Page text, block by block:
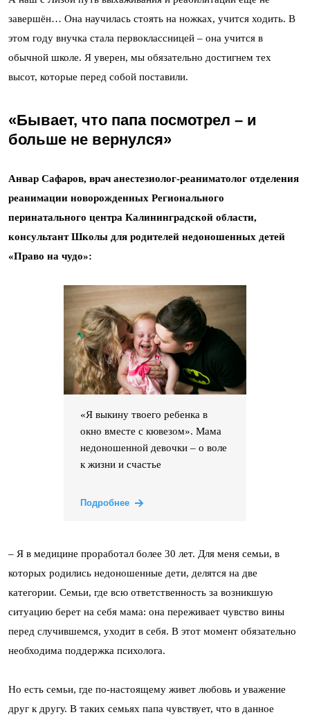
завершён… Она научилась стоять на ножках, учится ходить. В
этом году внучка стала первоклассницей – она учится в
обычной школе. Я уверен, мы обязательно достигнем тех
высот, которые перед собой поставили.
«Бывает, что папа посмотрел – и
больше не вернулся»
Анвар Сафаров, врач анестезиолог-реаниматолог отделения
реанимации новорожденных Регионального
перинатального центра Калининградской области,
консультант Школы для родителей недоношенных детей
«Право на чудо»:
«Я выкину твоего ребенка в
окно вместе с кювезом». Мама
недоношенной девочки – о воле
к жизни и счастье
Подробнее
– Я в медицине проработал более 30 лет. Для меня семьи, в
которых родились недоношенные дети, делятся на две
категории. Семьи, где всю ответственность за возникшую
ситуацию берет на себя мама: она переживает чувство вины
перед случившемся, уходит в себя. В этот момент обязательно
необходима поддержка психолога.
Но есть семьи, где по-настоящему живет любовь и уважение
друг к другу. В таких семьях папа чувствует, что в данное